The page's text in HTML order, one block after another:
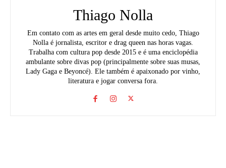
Thiago Nolla
Em contato com as artes em geral desde muito cedo, Thiago
Nolla é jornalista, escritor e drag queen nas horas vagas.
Trabalha com cultura pop desde 2015 e é uma enciclopédia
ambulante sobre divas pop (principalmente sobre suas musas,
Lady Gaga e Beyoncé). Ele também é apaixonado por vinho,
literatura e jogar conversa fora.